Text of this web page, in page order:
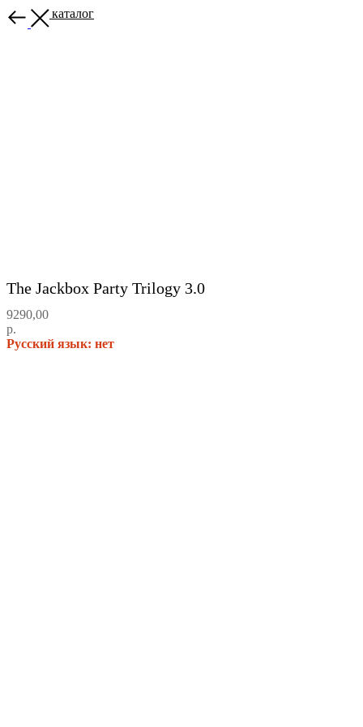
Назад в каталог
The Jackbox Party Trilogy 3.0
9290,00
р.
Русский язык: нет